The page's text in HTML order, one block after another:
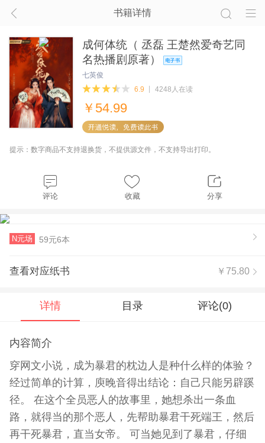
书籍详情
成何体统（ 丞磊 王楚然爱奇艺同
名热播剧原著）
七英俊
6.9
4248人在读
￥ 54.99
提示：数字商品不支持退换货，不提供源文件，不支持导出打印。
评论 收藏 分享
N元场 59元6本
查看对应纸书 ￥75.80
详情 目录 评论(0)
内容简介
穿网文小说，成为暴君的枕边人是种什么样的体验？
经过简单的计算，庾晚音得出结论：自己只能另辟蹊
径。 在这个全员恶人的故事里，她想杀出一条血
路，就得当的那个恶人，先帮助暴君干死端王，然后
再干死暴君，直当女帝。 可当她见到了暴君，仔细